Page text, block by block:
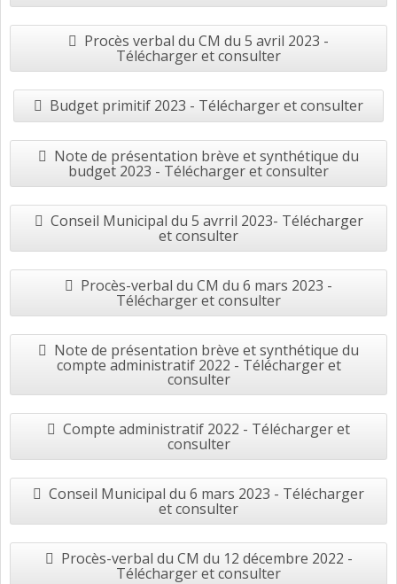
Procès verbal du CM du 5 avril 2023 -
Télécharger et consulter
Budget primitif 2023 - Télécharger et consulter
Note de présentation brève et synthétique du
budget 2023 - Télécharger et consulter
Conseil Municipal du 5 avrril 2023- Télécharger
et consulter
Procès-verbal du CM du 6 mars 2023 -
Télécharger et consulter
Note de présentation brève et synthétique du
compte administratif 2022 - Télécharger et
consulter
Compte administratif 2022 - Télécharger et
consulter
Conseil Municipal du 6 mars 2023 - Télécharger
et consulter
Procès-verbal du CM du 12 décembre 2022 -
Télécharger et consulter